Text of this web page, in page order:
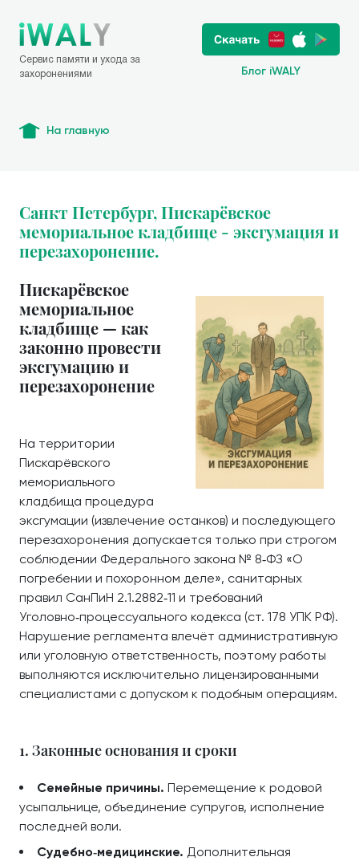
Сервис памяти и ухода за
захоронениями
Блог iWALY
На главную
Санкт Петербург, Пискарёвское
мемориальное кладбище - эксгумация и
перезахоронение.
Пискарёвское
мемориальное
кладбище — как
законно провести
эксгумацию и
перезахоронение
На территории
Пискарёвского
мемориального
кладбища процедура
эксгумации (извлечение останков) и последующего
перезахоронения допускается только при строгом
соблюдении Федерального закона № 8‑ФЗ «О
погребении и похоронном деле», санитарных
правил СанПиН 2.1.2882‑11 и требований
Уголовно‑процессуального кодекса (ст. 178 УПК РФ).
Нарушение регламента влечёт административную
или уголовную ответственность, поэтому работы
выполняются исключительно лицензированными
специалистами с допуском к подобным операциям.
1. Законные основания и сроки
Семейные причины. Перемещение к родовой
усыпальнице, объединение супругов, исполнение
последней воли.
Судебно‑медицинские. Дополнительная